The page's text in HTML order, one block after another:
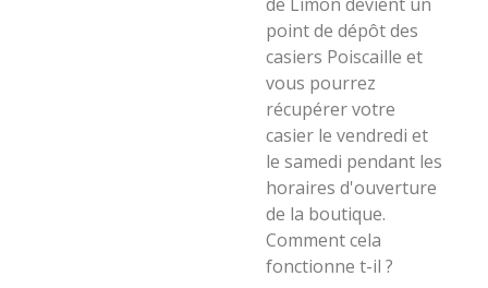
point de dépôt des
casiers Poiscaille et
vous pourrez
récupérer votre
casier le vendredi et
le samedi pendant les
horaires d'ouverture
de la boutique.
Comment cela
fonctionne t-il ?